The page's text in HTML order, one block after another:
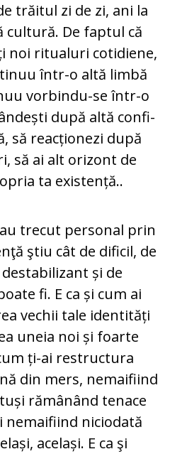
trăitul zi de zi, ani la
cultură. De faptul că
noi ritualuri cotidiene,
într-o altă limbă
vorbindu-se într-o
după altă con­fi­
să reacționezi după
să ai alt orizont de
ta existență..
trecut per­sonal prin
ştiu cât de dificil, de
și de
fi. E ca și cum ai
vechii ta­le identități
uneia noi și foarte
ți-ai re­struc­tura
din mers, nemaifiind
ră­mâ­nând tenace
nemaifiind niciodată
același. E ca şi